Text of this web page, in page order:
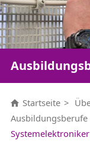
Startseite
Ausbildungsberufe